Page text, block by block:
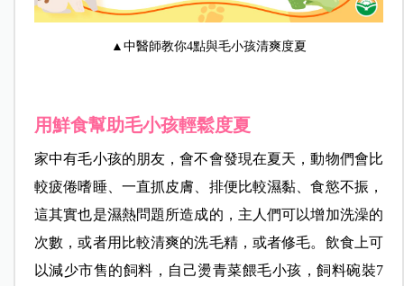
▲中醫師教你4點與毛小孩清爽度夏
用鮮食幫助毛小孩輕鬆度夏
家中有毛小孩的朋友，會不會發現在夏天，動物們會比
較疲倦嗜睡、一直抓皮膚、排便比較濕黏、食慾不振，
這其實也是濕熱問題所造成的，主人們可以增加洗澡的
次數，或者用比較清爽的洗毛精，或者修毛。飲食上可
以減少市售的飼料，自己燙青菜餵毛小孩，飼料碗裝7